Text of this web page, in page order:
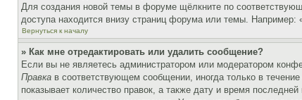
Для создания новой темы в форуме щёлкните по
доступа находится внизу страниц форума или темы.
Вернуться к началу
» Как мне отредактировать или удалить сообщение?
Если вы не являетесь администратором или модератором
Правка в соответствующем сообщении, иногда только в
показывает количество правок, а также дату и время